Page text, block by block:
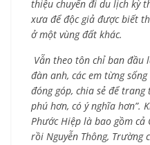
thiệu chuyến đi du lịch kỳ
xưa để độc giả được biết
ở một vùng đất khác.
Vẫn theo tôn chỉ ban đầu
đàn anh, các em từng
đóng góp, chia sẻ để
phú hơn, có ý nghĩa hơn”.
Phước Hiệp là bao gồm cả
rồi Nguyễn Thông, Trường